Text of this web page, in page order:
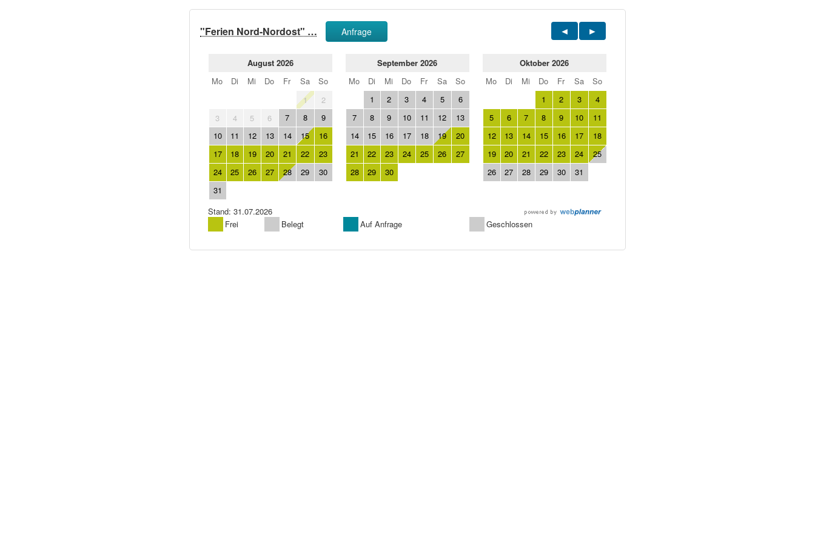
"Ferien Nord-Nordost" … Anfrage
August 2026
Mo
Di Mi Do Fr Sa
So
1
2
3
4 5 6 7 8
9
10
11 12 13 14 15
16
17
18 19 20 21 22
23
24
25 26 27 28 29
30
31
September 2026
Mo
Di Mi Do Fr Sa
So
1
2 3 4 5
6
7
8 9 10 11 12
13
14
15 16 17 18 19
20
21
22 23 24 25 26
27
28
29 30
Oktober 2026
Mo
Di Mi Do Fr Sa
So
1
2 3
4
5
6 7 8 9 10
11
12
13 14 15 16 17
18
19
20 21 22 23 24
25
26
27 28 29 30 31
Stand: 31.07.2026
Frei
Belegt Auf Anfrage Geschlossen